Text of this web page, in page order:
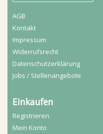
AGB
Kontakt
Impressum
Widerrufs­recht
Daten­schutz­erklärung
Jobs / Stellenangebote
Einkaufen
Registrieren
Mein Konto